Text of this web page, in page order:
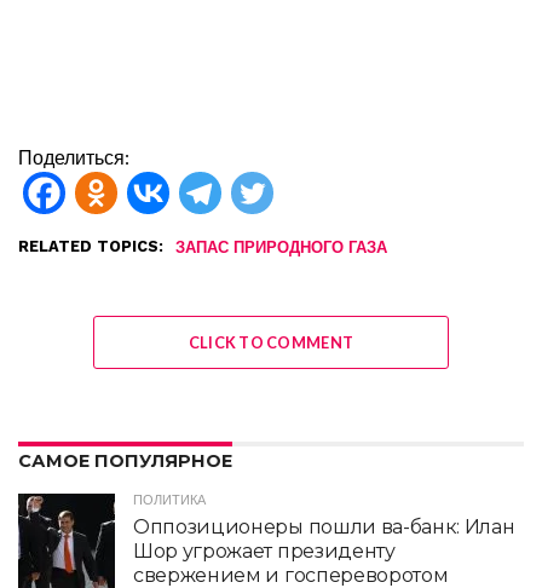
Поделиться:
RELATED TOPICS: ЗАПАС ПРИРОДНОГО ГАЗА
CLICK TO COMMENT
САМОЕ ПОПУЛЯРНОЕ
ПОЛИТИКА
Оппозиционеры пошли ва-банк: Илан
Шор угрожает президенту
свержением и госпереворотом